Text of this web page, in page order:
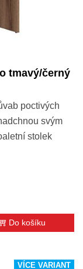
tmavý/černý
poctivých
svým
stolek
Do košíku
VÍCE VARIANT